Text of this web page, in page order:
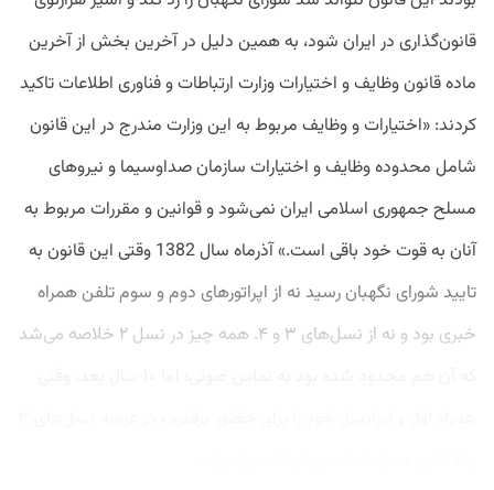
قانون‌گذاری در ایران شود، به همین دلیل در آخرین بخش از آخرین
ماده قانون وظایف و اختیارات وزارت ارتباطات و فناوری اطلاعات تاکید
کردند: «اختیارات و وظایف مربوط به این وزارت مندرج در این قانون
شامل محدوده وظایف و اختیارات سازمان صداوسیما و نیروهای
مسلح جمهوری اسلامی ایران نمی‌شود و قوانین و مقررات مربوط به
آنان به قوت خود باقی است.» آذرماه سال 1382 وقتی این قانون به
تایید شورای نگهبان رسید نه از اپراتورهای دوم و سوم تلفن همراه
خبری بود و نه از نسل‌های ۳ و ۴. همه چیز در نسل ۲ خلاصه می‌شد